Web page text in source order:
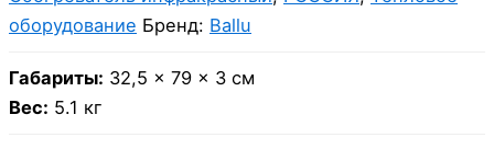
оборудование Бренд: Ballu
Габариты: 32,5 × 79 × 3 см
Вес: 5.1 кг